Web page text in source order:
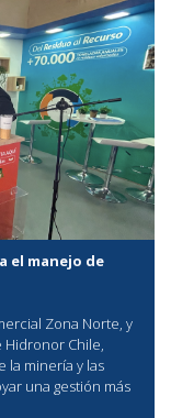
el manejo de
Zona Norte, y
Hidronor Chile,
la minería y las
una gestión más